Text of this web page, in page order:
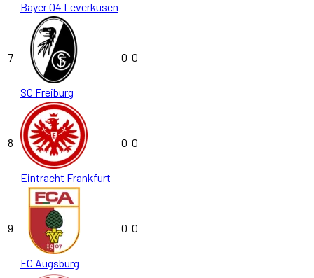
Bayer 04 Leverkusen
7
SC Freiburg
0 0
8
Eintracht Frankfurt
0 0
9
FC Augsburg
0 0